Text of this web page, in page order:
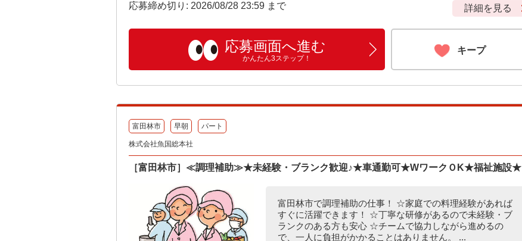
応募締め切り: 2026/08/28 23:59 まで 詳細を見る
応募画面へ進む
かんたん3ステップ！
キープ
富田林市 早朝 パート
株式会社魚国総本社
［富田林市］≪調理補助≫★未経験・ブランク歓迎♪★車通勤可★WワークＯK★福祉施設★
富田林市で調理補助の仕事！ ☆家庭での料理経験があれば
すぐに活躍できます！ ☆丁寧な研修があるので未経験・ブ
ランクのある方も安心 ☆チームで協力しながら進めるの
で、一人に負担がかかることはありません。 ...